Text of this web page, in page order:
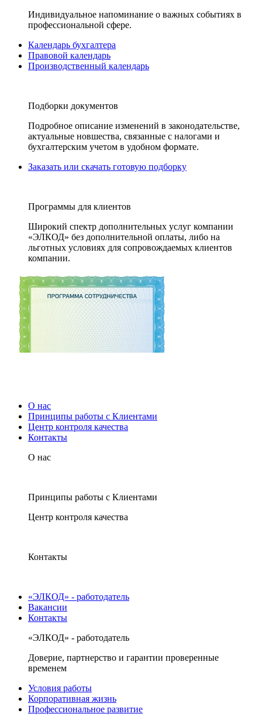
Индивидуальное напоминание о важных событиях в
профессиональной сфере.
Календарь бухгалтера
Правовой календарь
Производственный календарь
Подборки документов
Подробное описание изменений в законодательстве,
актуальные новшества, связанные с налогами и
бухгалтерским учетом в удобном формате.
Заказать или скачать готовую подборку
Программы для клиентов
Широкий спектр дополнительных услуг компании
«ЭЛКОД» без дополнительной оплаты, либо на
льготных условиях для сопровождаемых клиентов
компании.
О нас
Принципы работы с Клиентами
Центр контроля качества
Контакты
О нас
Принципы работы с Клиентами
Центр контроля качества
Контакты
«ЭЛКОД» - работодатель
Вакансии
Контакты
«ЭЛКОД» - работодатель
Доверие, партнерство и гарантии проверенные
временем
Условия работы
Корпоративная жизнь
Профессиональное развитие